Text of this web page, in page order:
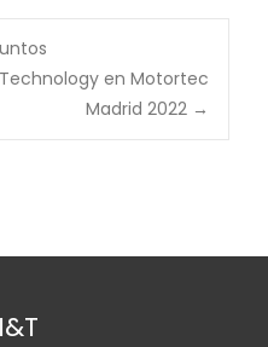
en Motortec
Madrid 2022 →